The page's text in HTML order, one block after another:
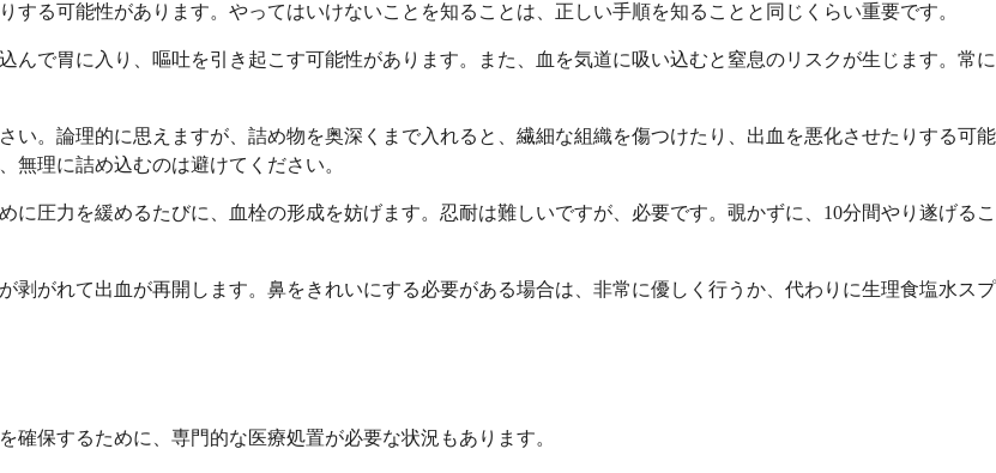
る可能性があります。やってはいけないことを知ることは、正しい手順を知ることと同じくらい重要です。
で胃に入り、嘔吐を引き起こす可能性があります。また、血を気道に吸い込むと窒息のリスクが生じます。常に
い。論理的に思えますが、詰め物を奥深くまで入れると、繊細な組織を傷つけたり、出血を悪化させたりする可能
無理に詰め込むのは避けてください。
圧力を緩めるたびに、血栓の形成を妨げます。忍耐は難しいですが、必要です。覗かずに、10分間やり遂げるこ
剥がれて出血が再開します。鼻をきれいにする必要がある場合は、非常に優しく行うか、代わりに生理食塩水スプ
保するために、専門的な医療処置が必要な状況もあります。